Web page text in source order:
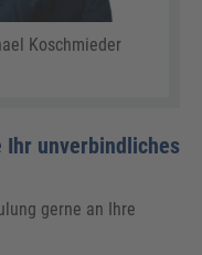
Koschmieder
Ihr unverbindliches
gerne an Ihre